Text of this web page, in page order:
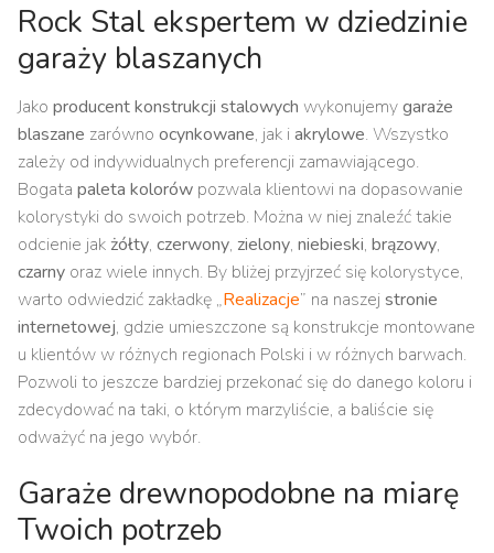
Rock Stal ekspertem w dziedzinie
garaży blaszanych
Jako producent konstrukcji stalowych wykonujemygaraże
blaszane zarówno ocynkowane, jak i akrylowe. Wszystko
zależy od indywidualnych preferencji zamawiającego.
Bogata paleta kolorów pozwala klientowi na dopasowanie
kolorystyki do swoich potrzeb. Można w niej znaleźć takie
odcienie jak żółty, czerwony, zielony, niebieski, brązowy,
czarny oraz wiele innych. By bliżej przyjrzeć się kolorystyce,
warto odwiedzić zakładkę „Realizacje” na naszej stronie
internetowej, gdzie umieszczone są konstrukcje montowane
u klientów w różnych regionach Polski i w różnych barwach.
Pozwoli to jeszcze bardziej przekonać się do danego koloru i
zdecydować na taki, o którym marzyliście, a baliście się
odważyć na jego wybór.
Garaże drewnopodobne na miarę
Twoich potrzeb